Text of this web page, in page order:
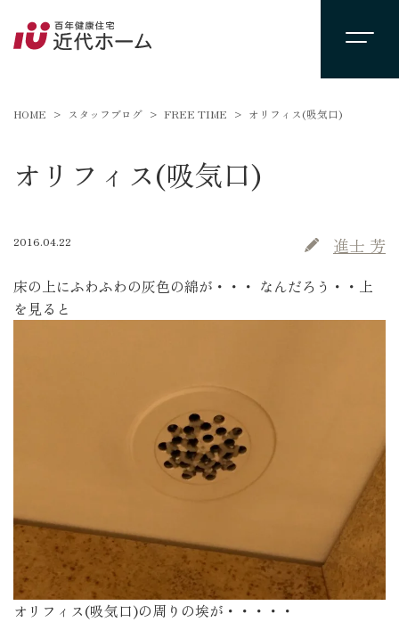
HOME スタッフブログ FREE TIME オリフィス(吸気口)
オリフィス(吸気口)
2016.04.22 進士 芳
床の上にふわふわの灰色の綿が・・・ なんだろう・・上
を見ると
オリフィス(吸気口)の周りの埃が・・・・・